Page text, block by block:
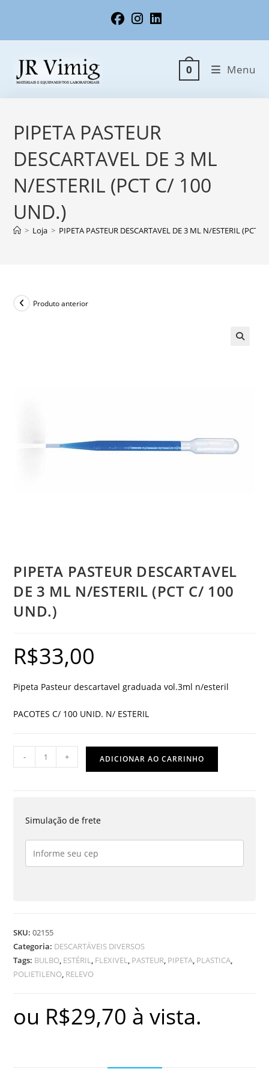
0 Menu
PIPETA PASTEUR
DESCARTAVEL DE 3 ML
N/ESTERIL (PCT C/ 100
UND.)
> Loja > PIPETA PASTEUR DESCARTAVEL DE 3 ML N/ESTERIL (PCT
Produto anterior
PIPETA PASTEUR DESCARTAVEL
DE 3 ML N/ESTERIL (PCT C/ 100
UND.)
R$33,00
Pipeta Pasteur descartavel graduada vol.3ml n/esteril
PACOTES C/ 100 UNID. N/ ESTERIL
PASTEUR
N/ESTERIL
- + ADICIONAR AO CARRINHO
Simulação de frete
SKU:02155
Categoria: DESCARTÁVEIS DIVERSOS
Tags: BULBO, ESTÉRIL, FLEXIVEL, PASTEUR, PIPETA, PLASTICA,
POLIETILENO, RELEVO
ou R$29,70 à vista.